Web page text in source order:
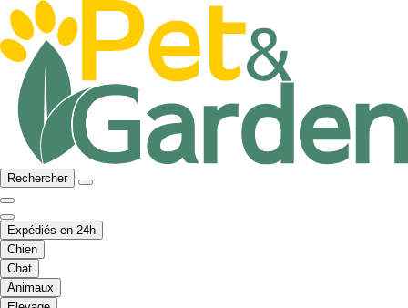
Rechercher
Expédiés en 24h
Chien
Chat
Animaux